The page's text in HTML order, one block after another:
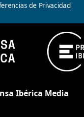
de Privacidad
Ibérica Media